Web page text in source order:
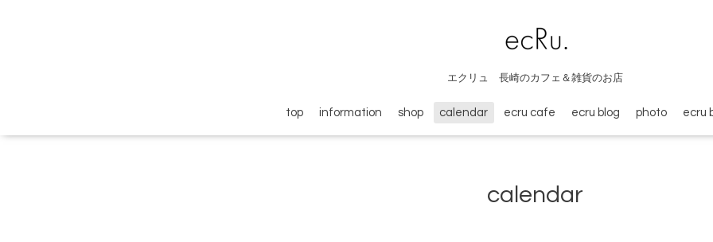
エクリュ 長崎のカフェ＆雑貨のお店
top information shop calendar ecru cafe ecru blog photo ecru
calendar